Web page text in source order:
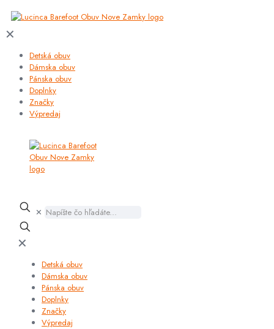
✕
Detská obuv
Dámska obuv
Pánska obuv
Doplnky
Značky
Výpredaj
✕
✕
Detská obuv
Dámska obuv
Pánska obuv
Doplnky
Značky
Výpredaj